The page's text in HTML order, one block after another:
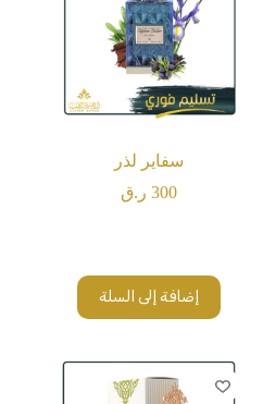
سفاير لذر
300 ر.ق
إضافة إلى السلة